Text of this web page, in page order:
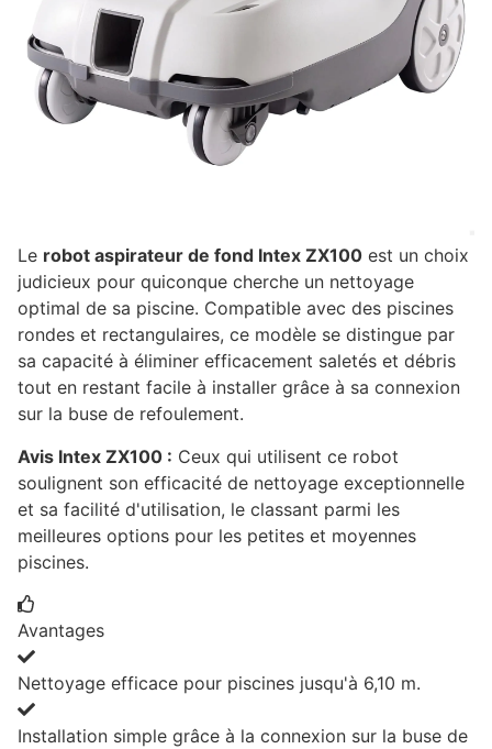
Le robot aspirateur de fond Intex ZX100 est un choix
judicieux pour quiconque cherche un nettoyage
optimal de sa piscine. Compatible avec des piscines
rondes et rectangulaires, ce modèle se distingue par
sa capacité à éliminer efficacement saletés et débris
tout en restant facile à installer grâce à sa connexion
sur la buse de refoulement.
Avis Intex ZX100 : Ceux qui utilisent ce robot
soulignent son efficacité de nettoyage exceptionnelle
et sa facilité d'utilisation, le classant parmi les
meilleures options pour les petites et moyennes
piscines.
Avantages
Nettoyage efficace pour piscines jusqu'à 6,10 m.
Installation simple grâce à la connexion sur la buse de